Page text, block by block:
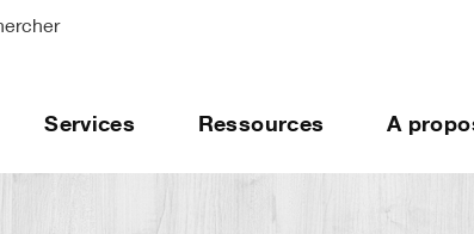
Services Ressources A